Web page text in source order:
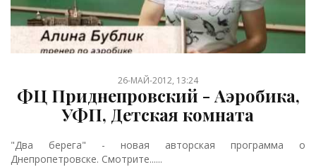
26-МАЙ-2012, 13:24
ФЦ Приднепровский - Аэробика,
УФП, Детская комната
"Два берега" - новая авторская программа о
Днепропетровске. Смотрите......